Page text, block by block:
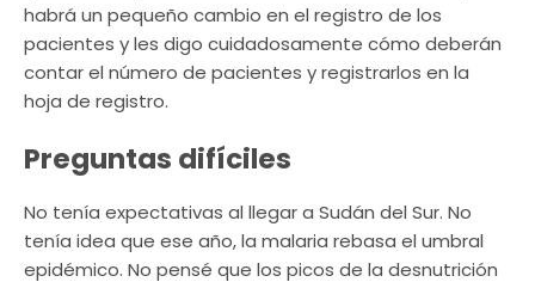
habrá un pequeño cambio en el registro de los
pacientes y les digo cuidadosamente cómo deberán
contar el número de pacientes y registrarlos en la
hoja de registro.
Preguntas difíciles
No tenía expectativas al llegar a Sudán del Sur. No
tenía idea que ese año, la malaria rebasa el umbral
epidémico. No pensé que los picos de la desnutrición